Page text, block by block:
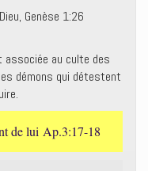
Genèse 1:26
associée au culte des
démons qui détestent
de lui Ap.3:17-18